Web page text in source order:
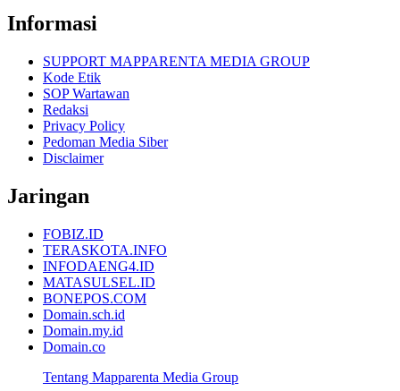
Informasi
SUPPORT MAPPARENTA MEDIA GROUP
Kode Etik
SOP Wartawan
Redaksi
Privacy Policy
Pedoman Media Siber
Disclaimer
Jaringan
FOBIZ.ID
TERASKOTA.INFO
INFODAENG4.ID
MATASULSEL.ID
BONEPOS.COM
Domain.sch.id
Domain.my.id
Domain.co
Tentang Mapparenta Media Group